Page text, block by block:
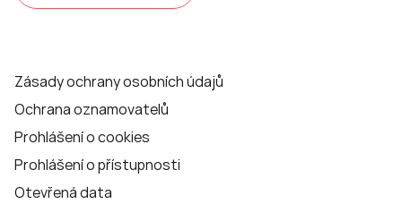
Zásady ochrany osobních údajů
Ochrana oznamovatelů
Prohlášení o cookies
Prohlášení o přístupnosti
Otevřená data